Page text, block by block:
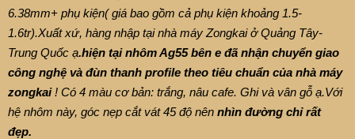
6.38mm+ phụ kiện( giá bao gồm cả phụ kiện khoảng 1.5-
1.6tr).Xuất xứ, hàng nhập tại nhà máy Zongkai ở Quảng Tây-
Trung Quốc ạ.hiện tại nhôm Ag55 bên e đã nhận chuyển giao
công nghệ và đùn thanh profile theo tiêu chuẩn của nhà máy
zongkai! Có 4 màu cơ bản: trắng, nâu cafe. Ghi và vân gỗ ạ.Với
hệ nhôm này, góc nẹp cắt vát 45 độ nên nhìn đường chỉ rất
đẹp.